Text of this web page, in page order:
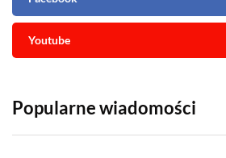
Youtube
Popularne wiadomości